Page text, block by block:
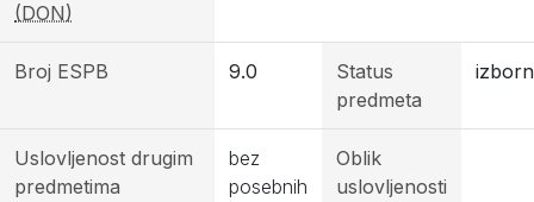
(DON)
Broj ESPB 9.0
Status
predmeta
Uslovljenost drugim
predmetima
bez
posebnih
Oblik
uslovljenosti